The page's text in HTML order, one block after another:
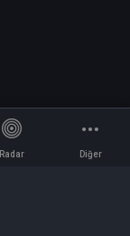
Radar Diğer